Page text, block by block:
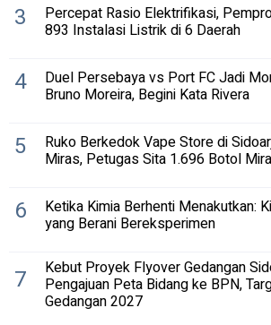
3 Percepat Rasio Elektrifikasi,
893 Instalasi Listrik di 6 Daerah
4 Duel Persebaya vs Port FC Jadi
Bruno Moreira, Begini Kata Rivera
5 Ruko Berkedok Vape Store di
Miras, Petugas Sita 1.696 Botol
6 Ketika Kimia Berhenti Menakutkan:
yang Berani Bereksperimen
7 Kebut Proyek Flyover Gedangan
Pengajuan Peta Bidang ke BPN,
Gedangan 2027